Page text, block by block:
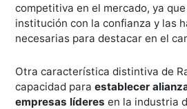
competitiva en el mercado, ya
institución con la confianza y las
necesarias para destacar en el
Otra característica distintiva de
capacidad paraestablecer
empresas líderes en la industria